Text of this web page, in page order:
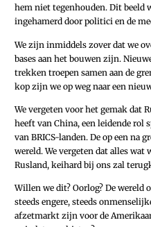
hem niet tegenhouden. Dit beeld
ingehamerd door politici en de
We zijn inmiddels zover dat we
bases aan het bouwen zijn.
trekken troepen samen aan de
kop zijn we op weg naar een
We vergeten voor het gemak dat
heeft van China, een leidende rol
van BRICS-landen. De op een na
wereld. We vergeten dat alles
Rusland, keihard bij ons zal
Willen we dit? Oorlog? De wereld
steeds engere, steeds
afzetmarkt zijn voor de